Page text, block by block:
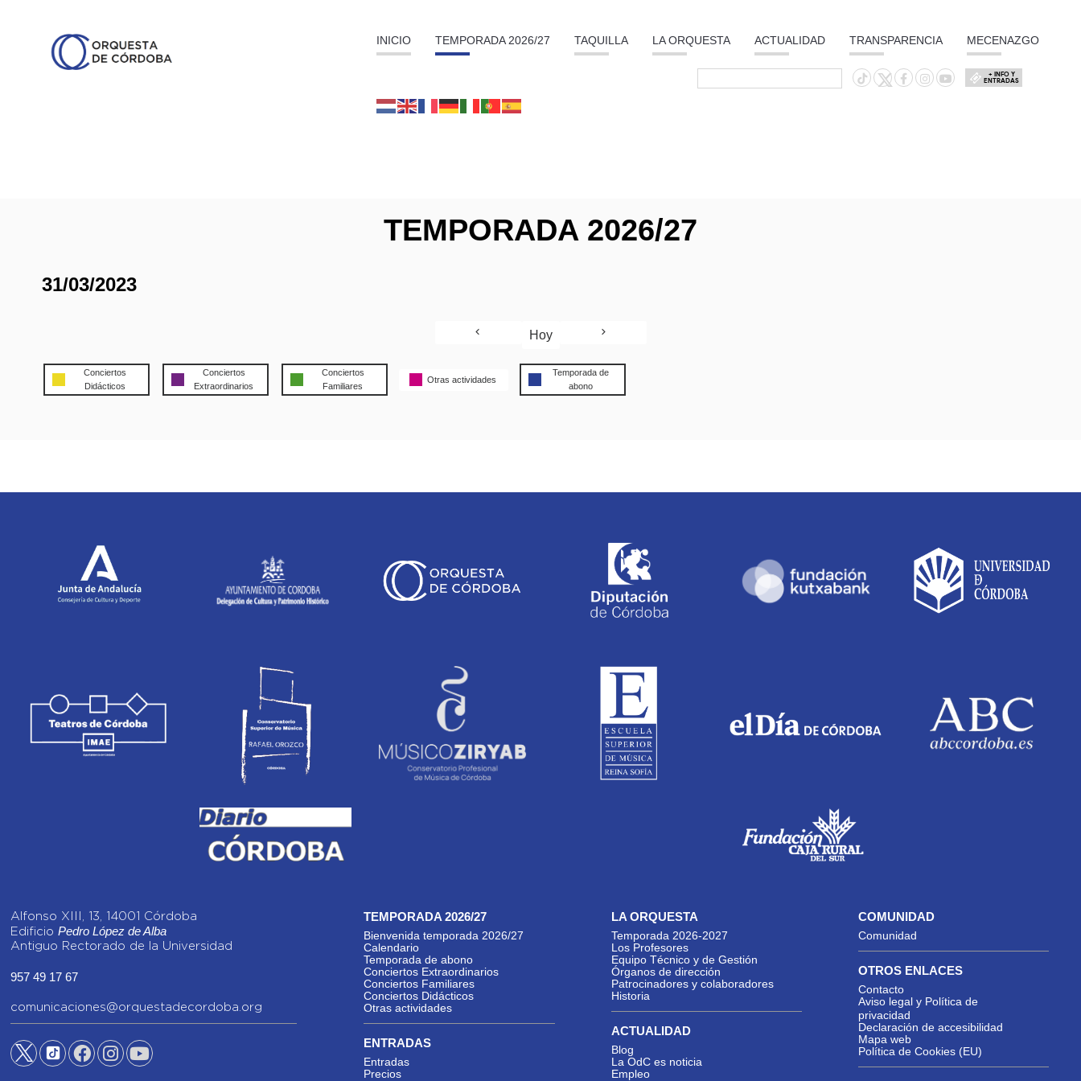
INICIO TEMPORADA 2026/27 TAQUILLA LA ORQUESTA ACTUALIDAD TRANSPARENCIA MECENAZGO
+ INFO Y
ENTRADAS
TEMPORADA 2026/27
31/03/2023
Hoy
Conciertos
Didácticos
Conciertos
Extraordinarios
Conciertos
Familiares
Otras actividades
Temporada de
abono
Alfonso XIII, 13, 14001 Córdoba
Edificio Pedro López de Alba
Antiguo Rectorado de la Universidad
957 49 17 67
comunicaciones@orquestadecordoba.org
TEMPORADA 2026/27
Bienvenida temporada 2026/27
Calendario
Temporada de abono
Conciertos Extraordinarios
Conciertos Familiares
Conciertos Didácticos
Otras actividades
ENTRADAS
Entradas
Precios
LA ORQUESTA
Temporada 2026-2027
Los Profesores
Equipo Técnico y de Gestión
Órganos de dirección
Patrocinadores y colaboradores
Historia
ACTUALIDAD
Blog
La OdC es noticia
Empleo
COMUNIDAD
Comunidad
OTROS ENLACES
Contacto
Aviso legal y Política de
privacidad
Declaración de accesibilidad
Mapa web
Política de Cookies (EU)